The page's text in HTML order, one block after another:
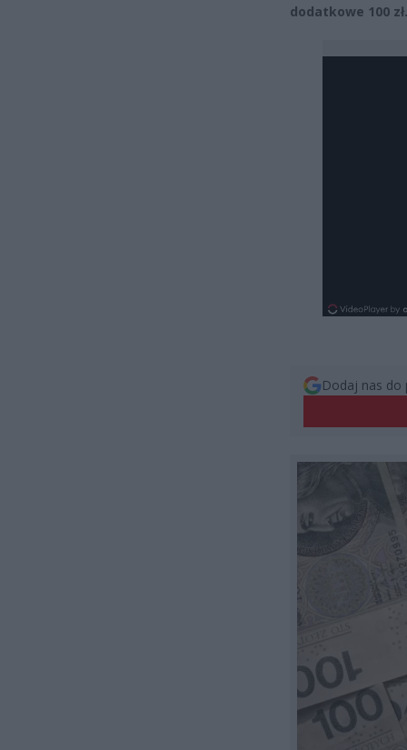
dodatkowe 100
Dodaj nas do